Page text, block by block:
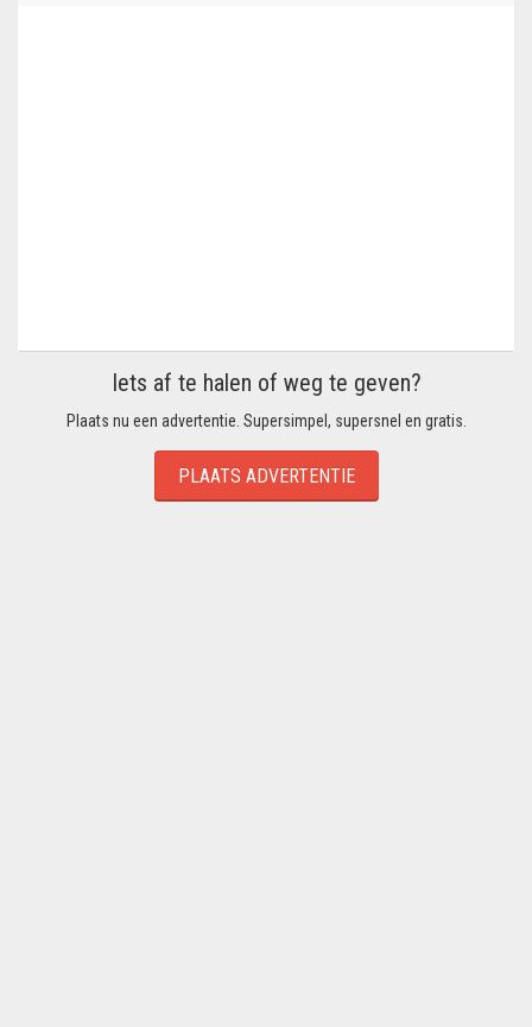
Iets af te halen of weg te geven?
Plaats nu een advertentie. Supersimpel, supersnel en gratis.
PLAATS ADVERTENTIE